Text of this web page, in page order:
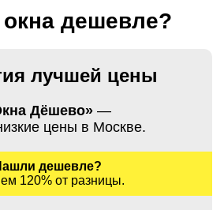
дешевле?
лучшей цены
Дёшево» —
цены в Москве.
дешевле?
120% от разницы.